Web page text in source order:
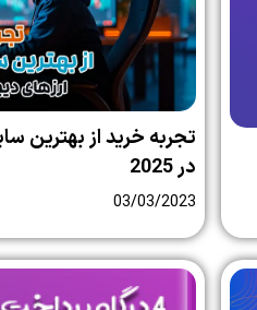
تجربه خرید از بهترین
در 2025
03/03/2023